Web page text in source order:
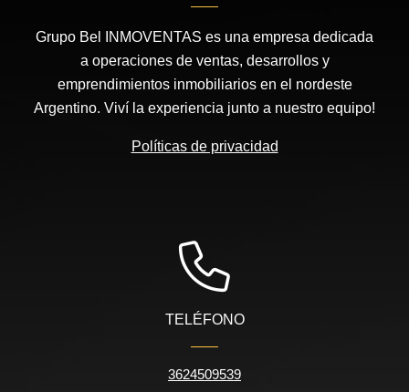
Grupo Bel INMOVENTAS es una empresa dedicada
a operaciones de ventas, desarrollos y
emprendimientos inmobiliarios en el nordeste
Argentino. Viví la experiencia junto a nuestro equipo!
Políticas de privacidad
TELÉFONO
3624509539